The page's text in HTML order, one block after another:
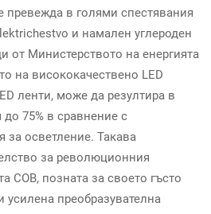
превежда в голями спестявания
и намален углероден
от Министерството на енергията
на висококачествено LED
ленти, може да резултира в
75% в сравнение с
за осветление. Такава
за революционния
COB, позната за своето гъсто
усилена преобразувателна